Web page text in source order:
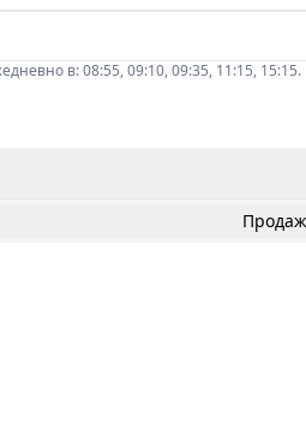
в: 08:55, 09:10, 09:35, 11:15, 15:15.